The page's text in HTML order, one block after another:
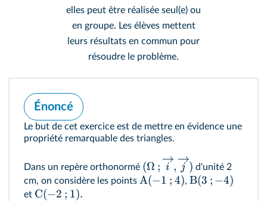
elles peut être réalisée seul(e) ou
en groupe. Les élèves mettent
leurs résultats en commun pour
résoudre le problème.
Énoncé
Le but de cet exercice est de mettre en évidence une
propriété remarquable des triangles.
Dans un repère orthonormé (Ω ; i , j ) d'unité 2
cm, on considère les points A(−1 ; 4), B(3 ; −4)
et C(−2 ; 1).